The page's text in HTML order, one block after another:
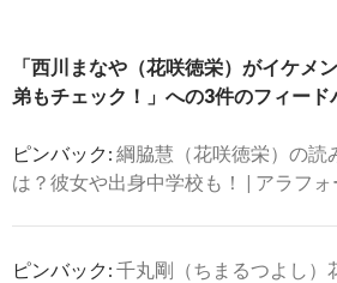
シ
ョ
ン
「西川まなや（花咲徳栄）がイケメ
弟もチェック！」への3件のフィード
ピンバック: 綱脇慧（花咲徳栄）の読
は？彼女や出身中学校も！ | アラフ
ピンバック: 千丸剛（ちまるつよし）